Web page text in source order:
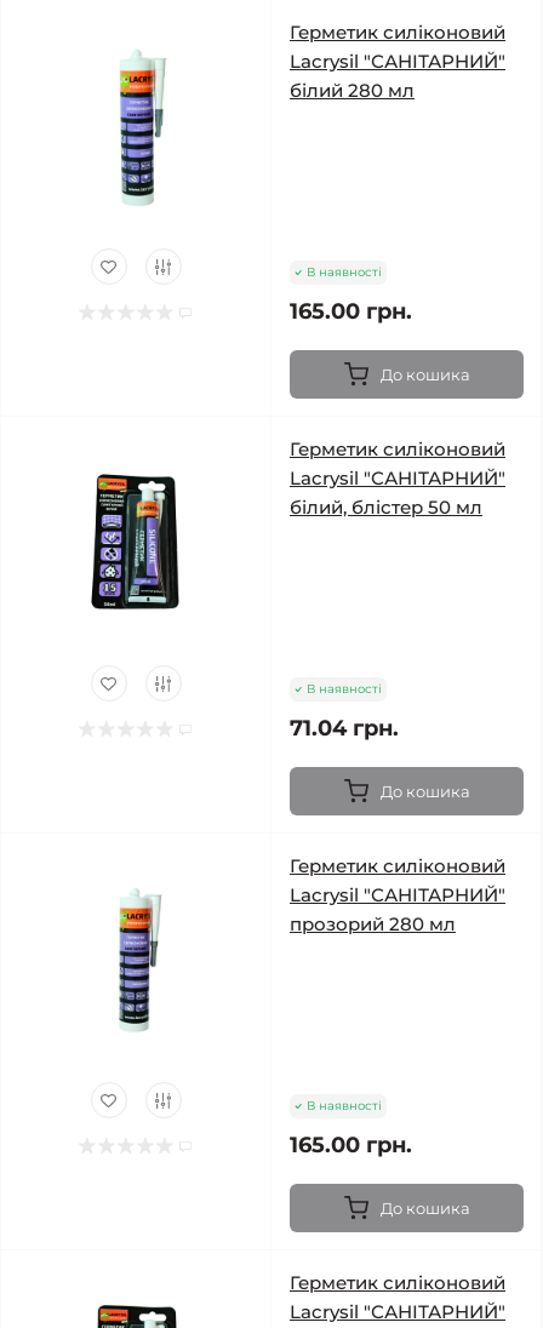
Герметик силіконовий
Lacrysil "САНІТАРНИЙ"
білий 280 мл
В наявності
165.00 грн.
До кошика
Герметик силіконовий
Lacrysil "САНІТАРНИЙ"
білий, блістер 50 мл
В наявності
71.04 грн.
До кошика
Герметик силіконовий
Lacrysil "САНІТАРНИЙ"
прозорий 280 мл
В наявності
165.00 грн.
До кошика
Герметик силіконовий
Lacrysil "САНІТАРНИЙ"